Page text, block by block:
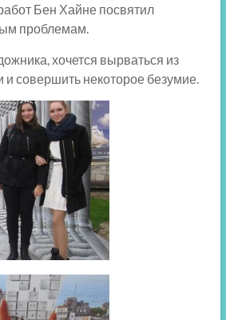
Бен Хайне посвятил
проблемам.
хочется вырваться из
и совершить некоторое безумие.